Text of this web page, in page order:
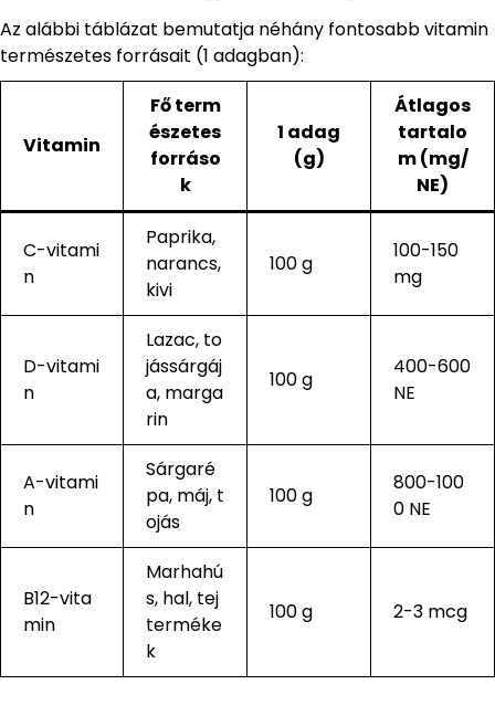
Az alábbi táblázat bemutatja néhány fontosabb vitamin
természetes forrásait (1 adagban):
Vitamin
Fő term
észetes
forráso
k
1 adag
(g)
Átlagos
tartalo
m (mg/
NE)
C-vitami
n
Paprika,
narancs,
kivi
100 g
100-150
mg
D-vitami
n
Lazac, to
jássárgáj
a, marga
rin
100 g
400-600
NE
A-vitami
n
Sárgaré
pa, máj, t
ojás
100 g
800-100
0 NE
B12-vita
min
Marhahú
s, hal, tej
terméke
k
100 g 2-3 mcg